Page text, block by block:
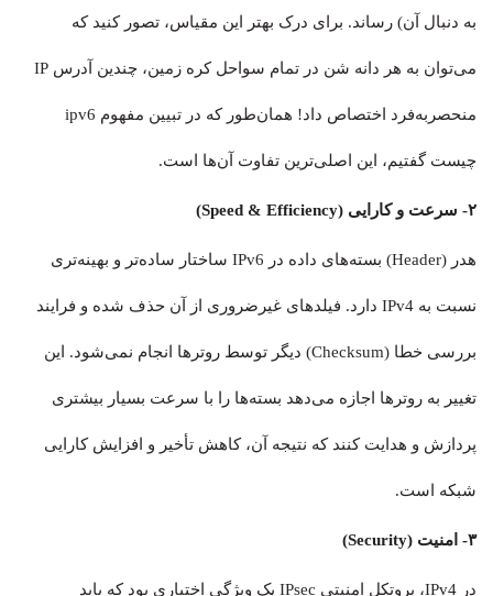
به دنبال آن) رساند. برای درک بهتر این مقیاس، تصور کنید که
می‌توان به هر دانه شن در تمام سواحل کره زمین، چندین آدرس IP
منحصربه‌فرد اختصاص داد! همان‌طور که در تبیین مفهوم ipv6
چیست گفتیم، این اصلی‌ترین تفاوت آن‌ها است.
۲- سرعت و کارایی (Speed & Efficiency)
هدر (Header) بسته‌های داده در IPv6 ساختار ساده‌تر و بهینه‌تری
نسبت به IPv4 دارد. فیلدهای غیرضروری از آن حذف شده و فرایند
بررسی خطا (Checksum) دیگر توسط روترها انجام نمی‌شود. این
تغییر به روترها اجازه می‌دهد بسته‌ها را با سرعت بسیار بیشتری
پردازش و هدایت کنند که نتیجه آن، کاهش تأخیر و افزایش کارایی
شبکه است.
۳- امنیت (Security)
در IPv4، پروتکل امنیتی IPsec یک ویژگی اختیاری بود که باید